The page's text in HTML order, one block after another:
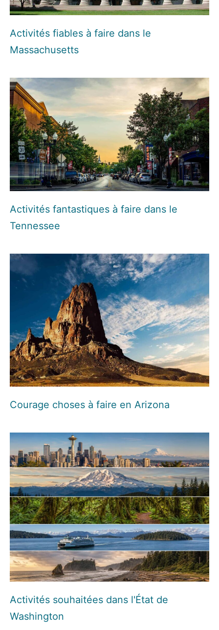
Activités fiables à faire dans le
Massachusetts
Activités fantastiques à faire dans le
Tennessee
Courage choses à faire en Arizona
Activités souhaitées dans l'État de
Washington